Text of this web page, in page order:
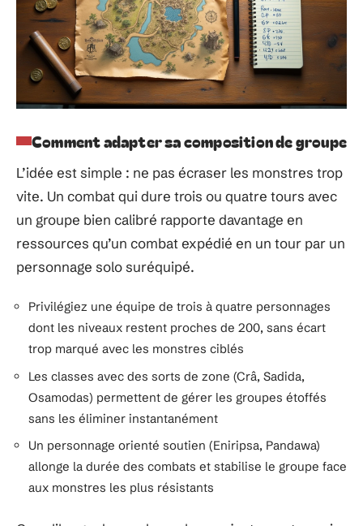
Comment adapter sa composition de groupe
L’idée est simple : ne pas écraser les monstres trop
vite. Un combat qui dure trois ou quatre tours avec
un groupe bien calibré rapporte davantage en
ressources qu’un combat expédié en un tour par un
personnage solo suréquipé.
Privilégiez une équipe de trois à quatre personnages
dont les niveaux restent proches de 200, sans écart
trop marqué avec les monstres ciblés
Les classes avec des sorts de zone (Crâ, Sadida,
Osamodas) permettent de gérer les groupes étoffés
sans les éliminer instantanément
Un personnage orienté soutien (Eniripsa, Pandawa)
allonge la durée des combats et stabilise le groupe face
aux monstres les plus résistants